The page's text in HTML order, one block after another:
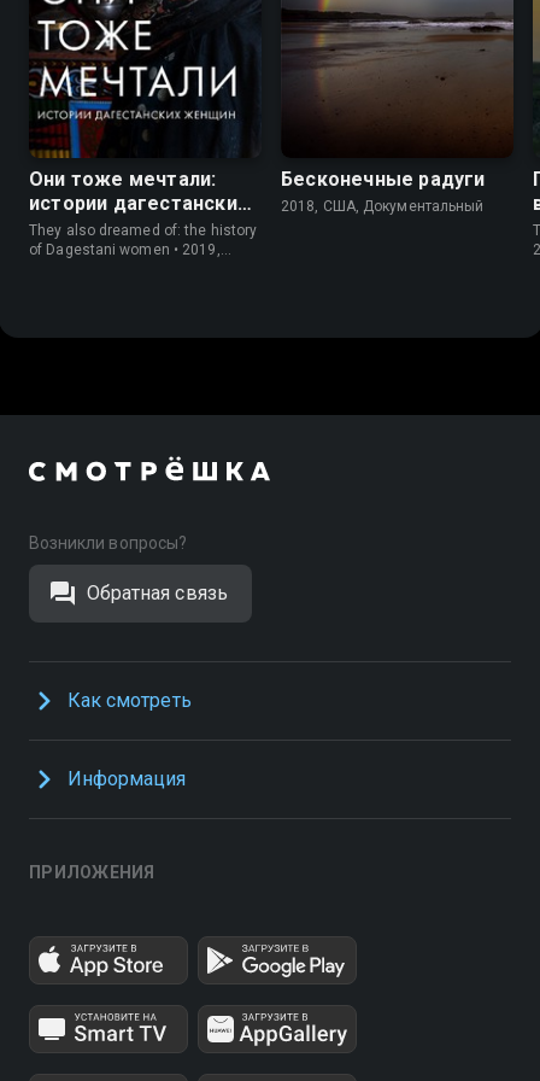
8.1
Они тоже мечтали:
истории дагестанских
женщин
They also dreamed of: the history
of Dagestani women • 2019,
Бесконечные радуги
2018, США, Документальный
Возникли вопросы?
Обратная связь
Как смотреть
Информация
ПРИЛОЖЕНИЯ